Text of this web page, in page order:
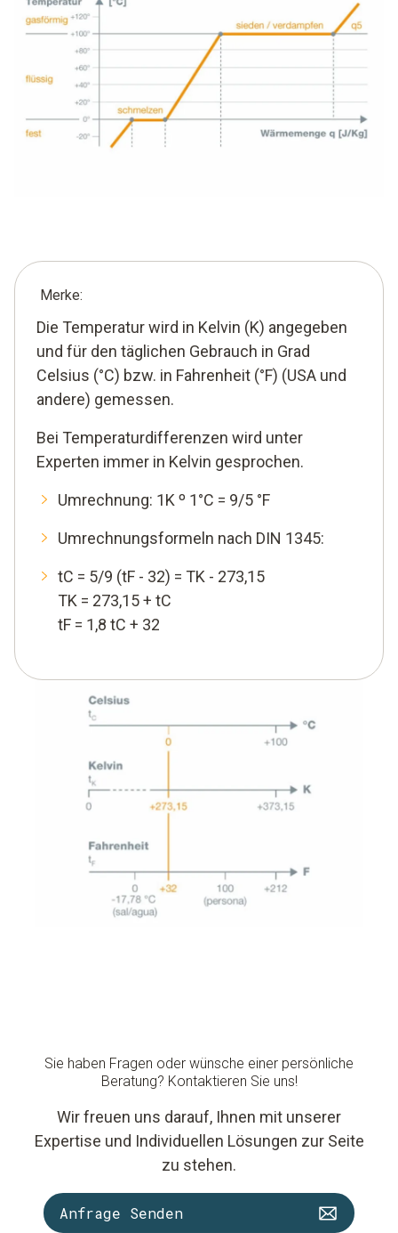
Merke:
Die Temperatur wird in Kelvin (K) angegeben
und für den täglichen Gebrauch in Grad
Celsius (°C) bzw. in Fahrenheit (°F) (USA und
andere) gemessen.
Bei Temperaturdifferenzen wird unter
Experten immer in Kelvin gesprochen.
Umrechnung: 1K º 1°C = 9/5 °F
Umrechnungsformeln nach DIN 1345:
tC = 5/9 (tF - 32) = TK - 273,15
TK = 273,15 + tC
tF = 1,8 tC + 32
Sie haben Fragen oder wünsche einer persönliche
Beratung? Kontaktieren Sie uns!
Wir freuen uns darauf, Ihnen mit unserer
Expertise und Individuellen Lösungen zur Seite
zu stehen.
Anfrage Senden